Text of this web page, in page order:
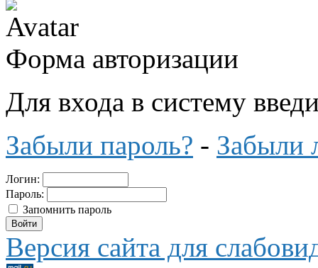
Форма авторизации
Для входа в систему
Забыли пароль? - Забыли
Логин:
Пароль:
Запомнить пароль
Версия сайта для